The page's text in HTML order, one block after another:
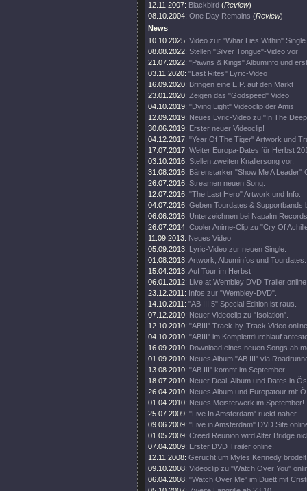
12.11.2007: Blackbird (Review)
08.10.2004: One Day Remains (Review)
News
10.10.2025: Video zur "Whar Lies Within" Single
08.08.2022: Stellen "Silver Tongue"-Video vor
21.07.2022: "Pawns & Kings" Albuminfo und
03.11.2020: "Last Rites" Lyric-Video
16.09.2020: Bringen eine E.P. auf den Markt
23.01.2020: Zeigen das "Godspeed" Video
04.10.2019: "Dying Light" Videoclip der Amis
12.09.2019: Neues Lyric-Video zu "In The
30.06.2019: Erster neuer Videoclip!
04.12.2017: "Year Of The Tiger" Artwork und
17.07.2017: Weiter Europa-Dates für Herbst
03.10.2016: Stellen zweiten Knallersong vor.
31.08.2016: Bärenstarker "Show Me A Leader"
26.07.2016: Streamen neuen Song.
12.07.2016: "The Last Hero" Artwork und Info.
04.07.2016: Geben Tourdates & Supportbands
06.06.2016: Unterzeichnen bei Napalm
26.07.2014: Cooler Anime-Clip zu "Cry Of
11.09.2013: Neues Video
05.09.2013: Lyric-Video zur neuen Single.
01.08.2013: Artwork, Albuminfos und Tourdates.
15.04.2013: Auf Tour im Herbst
06.01.2012: Live at Wembley DVD Trailer
23.12.2011: Infos zur "Wembley-DVD".
14.10.2011: "AB III.5" Special Edition ist raus.
07.12.2010: Neuer Videoclip zu "Isolation".
12.10.2010: "ABIII" Track-by-Track Video
04.10.2010: "ABIII" im Komplettdurchlauf
16.09.2010: Download eines neuen Songs ab
01.09.2010: Neues Album "AB III" via
13.08.2010: "AB III" kommt im September.
18.07.2010: Neuer Deal, Album und Dates in
26.04.2010: Neues Album und Europatour mit
01.04.2010: Neues Meisterwerk im Spetember!
25.07.2009: "Live In Amsterdam" rückt näher.
09.06.2009: "Live in Amsterdam" DVD Site
01.05.2009: Creed Reunion wird Alter Bridge
07.04.2009: Erster DVD Trailer online.
12.11.2008: Gerücht um Myles Kennedy
09.10.2008: Videoclip zu "Watch Over You"
06.04.2008: "Watch Over Me" im Duett mit